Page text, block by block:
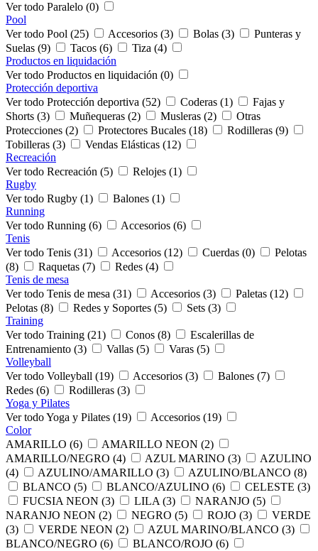
Ver todo Paralelo (0)
Pool
Ver todo Pool (25)
Accesorios (3) Bolas (3)
Punteras y
Suelas (9)
Tacos (6)
Tiza (4)
Productos en liquidación
Ver todo Productos en liquidación (0)
Protección deportiva
Ver todo Protección deportiva (52)
Coderas (1)
Fajas y
Shorts (3)
Muñequeras (2) Musleras (2)
Otras
Protecciones (2)
Protectores Bucales (18)
Rodilleras (9)
Tobilleras (3)
Vendas Elásticas (12)
Recreación
Ver todo Recreación (5)
Relojes (1)
Rugby
Ver todo Rugby (1)
Balones (1)
Running
Ver todo Running (6)
Accesorios (6)
Tenis
Ver todo Tenis (31)
Accesorios (12) Cuerdas (0)
Pelotas
(8)
Raquetas (7)
Redes (4)
Tenis de mesa
Ver todo Tenis de mesa (31)
Accesorios (3)
Paletas (12)
Pelotas (8)
Redes y Soportes (5)
Sets (3)
Training
Ver todo Training (21)
Conos (8)
Escalerillas de
Entrenamiento (3)
Vallas (5)
Varas (5)
Volleyball
Ver todo Volleyball (19)
Accesorios (3)
Balones (7)
Redes (6)
Rodilleras (3)
Yoga y Pilates
Ver todo Yoga y Pilates (19)
Accesorios (19)
Color
AMARILLO (6)
AMARILLO NEON (2)
AMARILLO/NEGRO (4)
AZUL MARINO (3)
AZULINO
(4)
AZULINO/AMARILLO (3)
AZULINO/BLANCO (8)
BLANCO (5)
BLANCO/AZULINO (6)
CELESTE (3)
FUCSIA NEON (3)
LILA (3)
NARANJO (5)
NARANJO NEON (2)
NEGRO (5) ROJO (3)
VERDE
(3)
VERDE NEON (2)
AZUL MARINO/BLANCO (3)
BLANCO/NEGRO (6)
BLANCO/ROJO (6)